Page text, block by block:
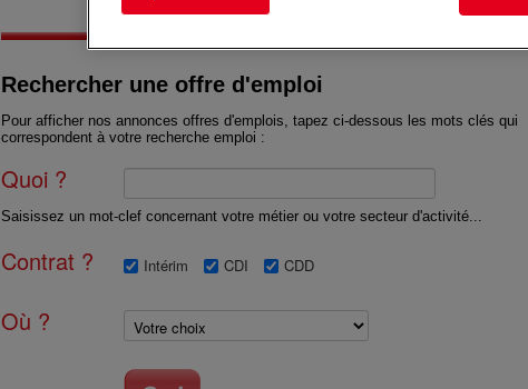
Rechercher une offre d'emploi
Pour afficher nos annonces offres d'emplois, tapez ci-dessous les mots clés qui
correspondent à votre recherche emploi :
Quoi ?
Saisissez un mot-clef concernant votre métier ou votre secteur d'activité...
Contrat ? Intérim CDI CDD
Où ?